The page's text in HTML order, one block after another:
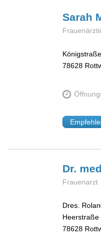
Sarah
78628
Dr.
Frauenarzt
Dres.
Heerstraße
78628